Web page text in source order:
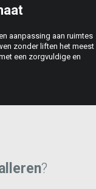
aanpassing aan ruimtes
zonder liften het meest
een zorgvuldige en
?